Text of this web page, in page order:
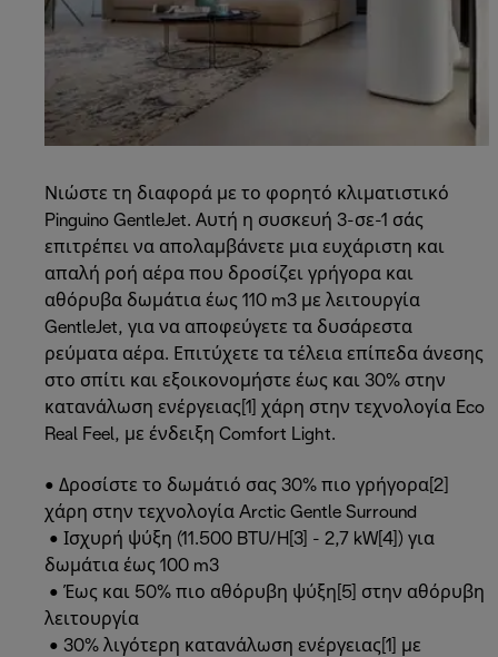
Νιώστε τη διαφορά με το φορητό κλιματιστικό
Pinguino GentleJet. Αυτή η συσκευή 3-σε-1 σάς
επιτρέπει να απολαμβάνετε μια ευχάριστη και
απαλή ροή αέρα που δροσίζει γρήγορα και
αθόρυβα δωμάτια έως 110 m3 με λειτουργία
GentleJet, για να αποφεύγετε τα δυσάρεστα
ρεύματα αέρα. Επιτύχετε τα τέλεια επίπεδα άνεσης
στο σπίτι και εξοικονομήστε έως και 30% στην
κατανάλωση ενέργειας[1] χάρη στην τεχνολογία Eco
Real Feel, με ένδειξη Comfort Light.
• Δροσίστε το δωμάτιό σας 30% πιο γρήγορα[2]
χάρη στην τεχνολογία Arctic Gentle Surround
• Ισχυρή ψύξη (11.500 BTU/H[3] - 2,7 kW[4]) για
δωμάτια έως 100 m3
• Έως και 50% πιο αθόρυβη ψύξη[5] στην αθόρυβη
λειτουργία
• 30% λιγότερη κατανάλωση ενέργειας[1] με